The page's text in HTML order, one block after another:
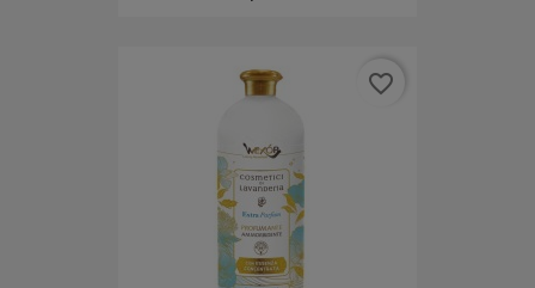
favorite_border